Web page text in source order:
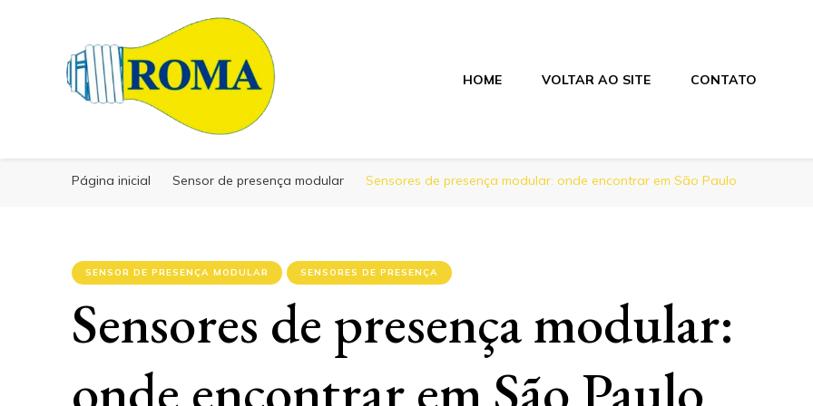
Blog Roma Eletrônica
Blog Roma Eletrônica
HOME VOLTAR AO SITE CONTATO
Página inicial Sensor de presença modular Sensores de presença modular: onde encontrar em São Paulo
SENSOR DE PRESENÇA MODULAR SENSORES DE PRESENÇA
Sensores de presença modular: